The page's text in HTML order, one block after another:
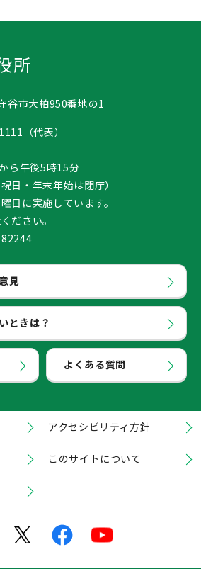
所
市大柏950番地の1
（代表）
ら午後5時15分
日・年末年始は閉庁）
日に実施しています。
ださい。
見
ときは？
よくある質問
アクセシビリティ方針
このサイトについて